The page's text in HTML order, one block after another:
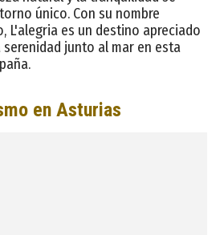
único. Con su nombre
L'alegria es un destino apreciado
junto al mar en esta